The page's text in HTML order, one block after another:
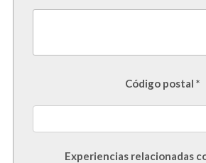
Código postal *
Experiencias relacionadas